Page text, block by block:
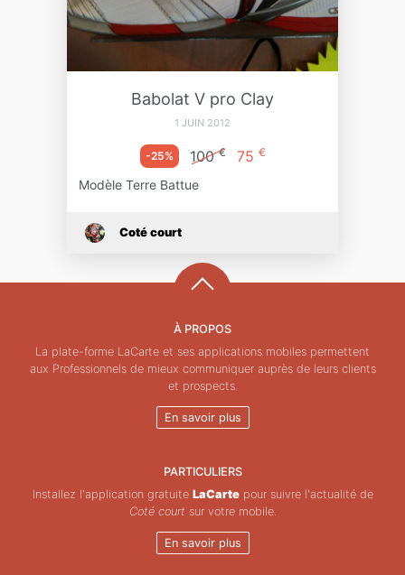
Babolat V pro Clay
1 JUIN 2012
-25% 100€ 75 €
Modèle Terre Battue
Coté court
À PROPOS
La plate-forme LaCarte et ses applications mobiles permettent
aux Professionnels de mieux communiquer auprès de leurs clients
et prospects.
En savoir plus
PARTICULIERS
Installez l'application gratuite LaCartepour suivre l'actualité de
Coté court sur votre mobile.
En savoir plus